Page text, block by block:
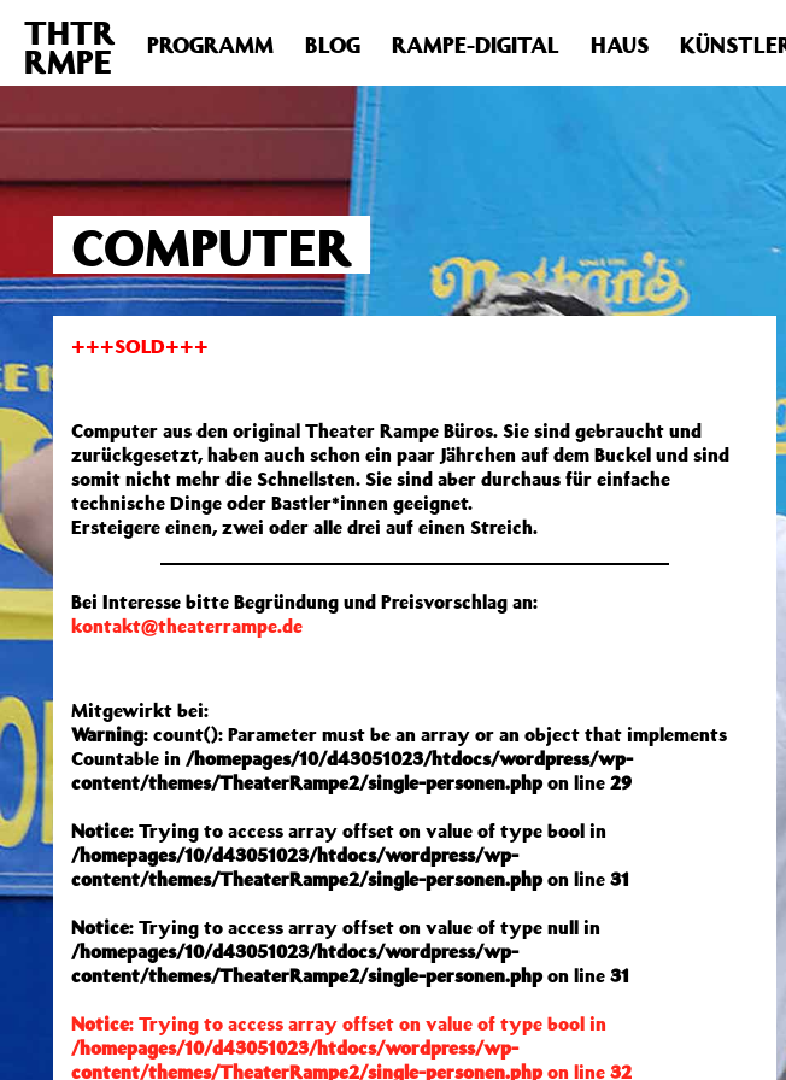
Deprecated : Die Funktion post_permalink ist seit Version 4.4.0 veraltet! Verwende
includes/functions.phpon line6031
THTR
RMPE PROGRAMM BLOG RAMPE-DIGITAL HAUS
COMPUTER
+++SOLD+++
Computer aus den original Theater Rampe Büros. Sie sind gebraucht und
zurückgesetzt, haben auch schon ein paar Jährchen auf dem Buckel und sind
somit nicht mehr die Schnellsten. Sie sind aber durchaus für einfache
technische Dinge oder Bastler*innen geeignet.
Ersteigere einen, zwei oder alle drei auf einen Streich.
Bei Interesse bitte Begründung und Preisvorschlag an:
kontakt@theaterrampe.de
Mitgewirkt bei:
Warning: count(): Parameter must be an array or an object that implements
Countable in /homepages/10/d43051023/htdocs/wordpress/wp-
content/themes/TheaterRampe2/single-personen.phpon line 29
Notice: Trying to access array offset on value of type bool in
/homepages/10/d43051023/htdocs/wordpress/wp-
content/themes/TheaterRampe2/single-personen.phpon line 31
Notice: Trying to access array offset on value of type null in
/homepages/10/d43051023/htdocs/wordpress/wp-
content/themes/TheaterRampe2/single-personen.phpon line 31
Notice: Trying to access array offset on value of type bool in
/homepages/10/d43051023/htdocs/wordpress/wp-
content/themes/TheaterRampe2/single-personen.phpon line 32